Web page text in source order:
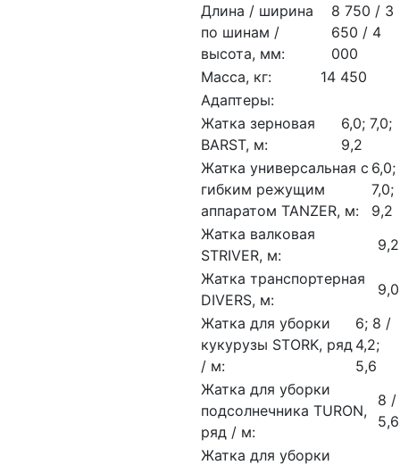
Длина / ширина
по шинам /
высота, мм:
8 750 / 3
650 / 4
000
Масса, кг:
14 450
Адаптеры:
Жатка зерновая
BARST, м:
6,0; 7,0;
9,2
Жатка универсальная с
гибким режущим
аппаратом TANZER, м:
6,0;
7,0;
9,2
Жатка валковая
STRIVER, м:
9,2
Жатка транспортерная
DIVERS, м:
9,0
Жатка для уборки
кукурузы STORK, ряд
/ м:
6; 8 /
4,2;
5,6
Жатка для уборки
подсолнечника TURON,
ряд / м:
8 /
5,6
Жатка для уборки